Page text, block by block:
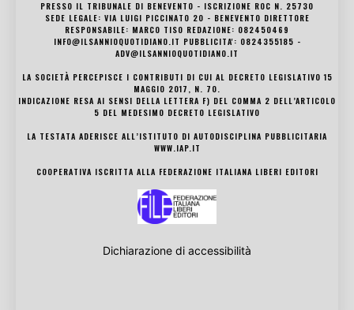
PRESSO IL TRIBUNALE DI BENEVENTO - ISCRIZIONE ROC N. 25730
SEDE LEGALE: VIA LUIGI PICCINATO 20 - BENEVENTO DIRETTORE
RESPONSABILE: MARCO TISO REDAZIONE: 082450469
INFO@ILSANNIOQUOTIDIANO.IT PUBBLICITA': 0824355185 -
ADV@ILSANNIOQUOTIDIANO.IT
LA SOCIETÀ PERCEPISCE I CONTRIBUTI DI CUI AL DECRETO LEGISLATIVO 15
MAGGIO 2017, N. 70.
INDICAZIONE RESA AI SENSI DELLA LETTERA F) DEL COMMA 2 DELL’ARTICOLO
5 DEL MEDESIMO DECRETO LEGISLATIVO
LA TESTATA ADERISCE ALL’ISTITUTO DI AUTODISCIPLINA PUBBLICITARIA
WWW.IAP.IT
COOPERATIVA ISCRITTA ALLA FEDERAZIONE ITALIANA LIBERI EDITORI
Dichiarazione di accessibilità